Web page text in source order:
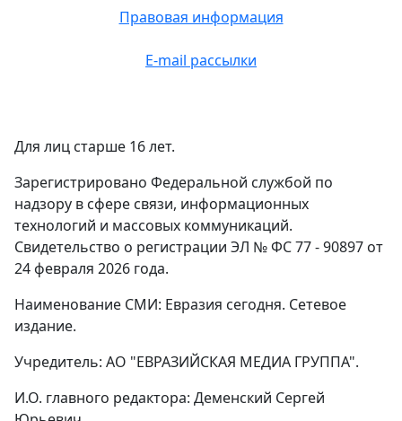
Правовая информация
E-mail рассылки
Для лиц старше 16 лет.
Зарегистрировано Федеральной службой по
надзору в сфере связи, информационных
технологий и массовых коммуникаций.
Свидетельство о регистрации ЭЛ № ФС 77 - 90897 от
24 февраля 2026 года.
Наименование СМИ: Евразия сегодня. Сетевое
издание.
Учредитель: АО "ЕВРАЗИЙСКАЯ МЕДИА ГРУППА".
И.О. главного редактора: Деменский Сергей